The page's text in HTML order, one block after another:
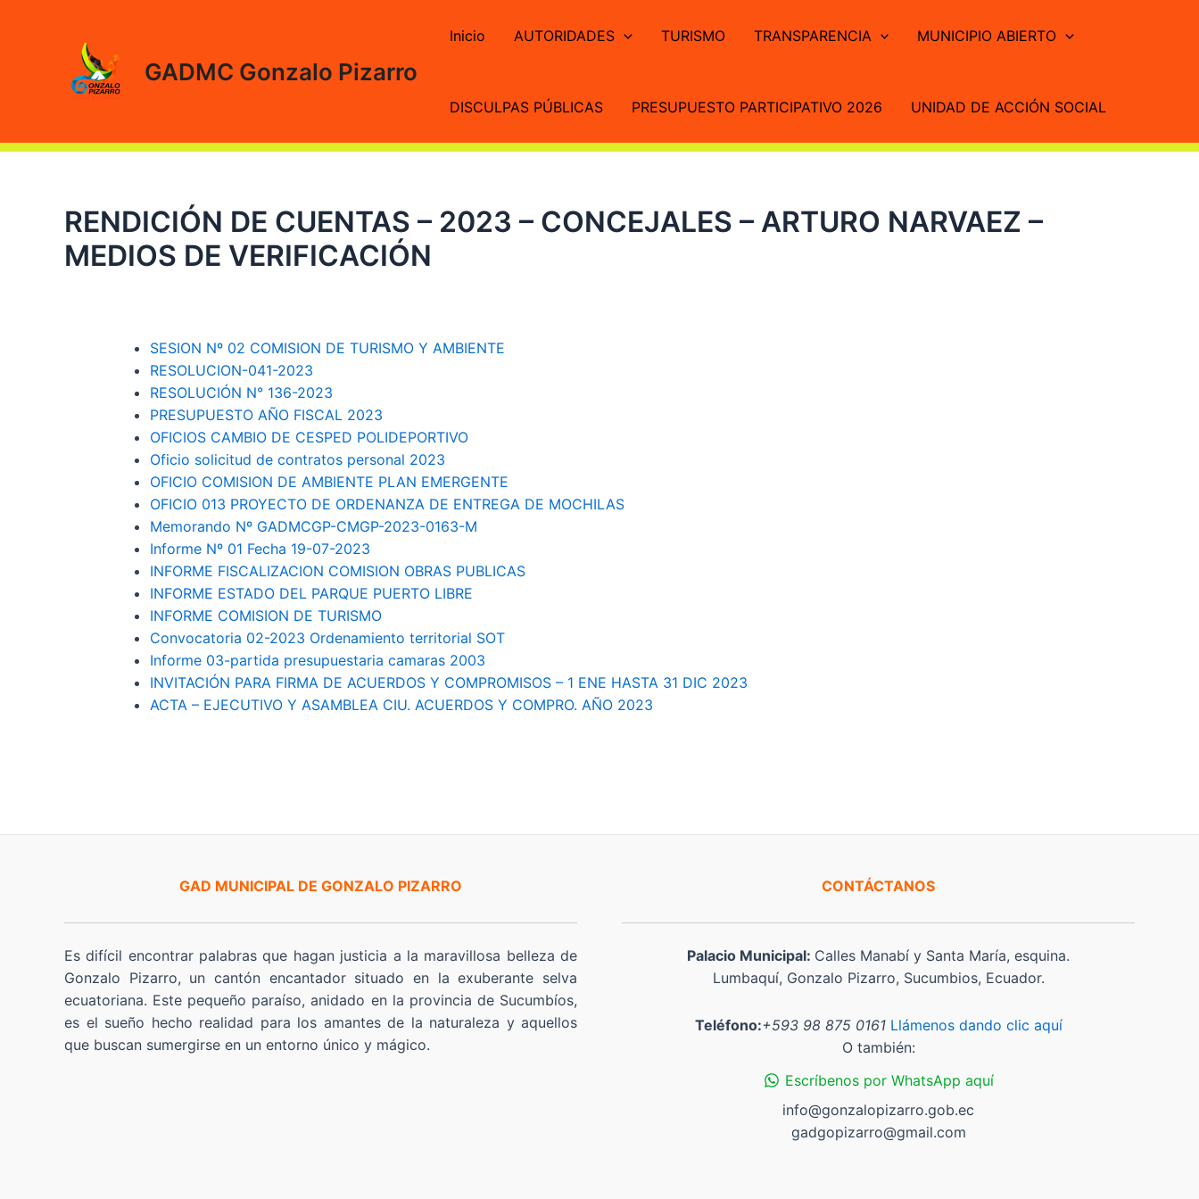
GADMC Gonzalo Pizarro
Inicio AUTORIDADES TURISMO TRANSPARENCIA MUNICIPIO ABIERTO
DISCULPAS PÚBLICAS PRESUPUESTO PARTICIPATIVO 2026 UNIDAD DE ACCIÓN SOCIAL
RENDICIÓN DE CUENTAS – 2023 – CONCEJALES – ARTURO NARVAEZ –
MEDIOS DE VERIFICACIÓN
SESION Nº 02 COMISION DE TURISMO Y AMBIENTE
RESOLUCION-041-2023
RESOLUCIÓN N° 136-2023
PRESUPUESTO AÑO FISCAL 2023
OFICIOS CAMBIO DE CESPED POLIDEPORTIVO
Oficio solicitud de contratos personal 2023
OFICIO COMISION DE AMBIENTE PLAN EMERGENTE
OFICIO 013 PROYECTO DE ORDENANZA DE ENTREGA DE MOCHILAS
Memorando Nº GADMCGP-CMGP-2023-0163-M
Informe Nº 01 Fecha 19-07-2023
INFORME FISCALIZACION COMISION OBRAS PUBLICAS
INFORME ESTADO DEL PARQUE PUERTO LIBRE
INFORME COMISION DE TURISMO
Convocatoria 02-2023 Ordenamiento territorial SOT
Informe 03-partida presupuestaria camaras 2003
INVITACIÓN PARA FIRMA DE ACUERDOS Y COMPROMISOS – 1 ENE HASTA 31 DIC 2023
ACTA – EJECUTIVO Y ASAMBLEA CIU. ACUERDOS Y COMPRO. AÑO 2023
GAD MUNICIPAL DE GONZALO PIZARRO
Es difícil encontrar palabras que hagan justicia a la maravillosa belleza de
Gonzalo Pizarro, un cantón encantador situado en la exuberante selva
ecuatoriana. Este pequeño paraíso, anidado en la provincia de Sucumbíos,
es el sueño hecho realidad para los amantes de la naturaleza y aquellos
que buscan sumergirse en un entorno único y mágico.
CONTÁCTANOS
Palacio Municipal: Calles Manabí y Santa María, esquina.
Lumbaquí, Gonzalo Pizarro, Sucumbios, Ecuador.
Teléfono:+593 98 875 0161 Llámenos dando clic aquí
O también:
Escríbenos por WhatsApp aquí
info@gonzalopizarro.gob.ec
gadgopizarro@gmail.com